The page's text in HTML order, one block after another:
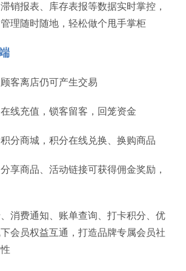
销报表、库存表报等数据实时掌控，
理随时随地，轻松做个甩手掌柜
顾客离店仍可产生交易
在线充值，锁客留客，回笼资金
积分商城，积分在线兑换、换购商品
分享商品、活动链接可获得佣金奖励，
消费通知、账单查询、打卡积分、优
会员权益互通，打造品牌专属会员社